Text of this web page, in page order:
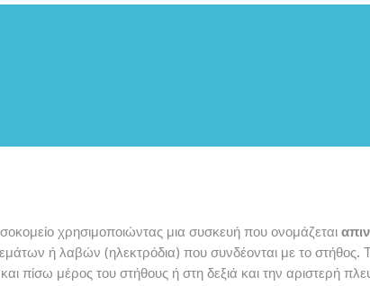
χρησιμοποιώντας μια συσκευή που ονομάζεται
ή λαβών (ηλεκτρόδια) που συνδέονται με το στήθος.
πίσω μέρος του στήθους ή στη δεξιά και την αριστερή